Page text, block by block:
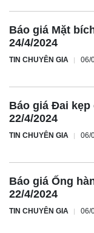
Báo giá Mặt
24/4/2024
TIN CHUYÊN GIA 06/
Báo giá Đai
22/4/2024
TIN CHUYÊN GIA 06/
Báo giá Ống
22/4/2024
TIN CHUYÊN GIA 06/